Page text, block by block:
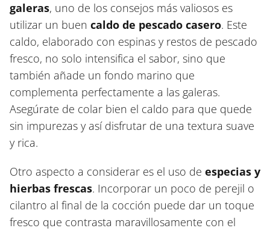
galeras, uno de los consejos más valiosos es
utilizar un buen caldo de pescado casero. Este
caldo, elaborado con espinas y restos de pescado
fresco, no solo intensifica el sabor, sino que
también añade un fondo marino que
complementa perfectamente a las galeras.
Asegúrate de colar bien el caldo para que quede
sin impurezas y así disfrutar de una textura suave
y rica.
Otro aspecto a considerar es el uso de especias y
hierbas frescas. Incorporar un poco de perejil o
cilantro al final de la cocción puede dar un toque
fresco que contrasta maravillosamente con el